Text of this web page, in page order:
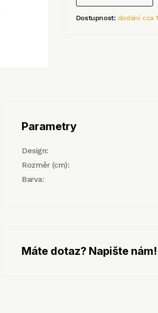
Dostupnost: dodání cca
Parametry
Design:
Rozměr (cm):
Barva:
Máte dotaz? Napište nám!